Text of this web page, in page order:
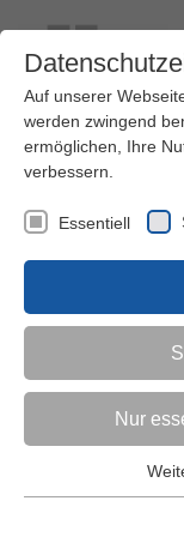
Kontakt Ihre
Kinder (0-6)
Jugendliche
Auf unserer
werden zwingend
ermöglichen, Ihre
verbessern.
Essentiell
Nur
Essentielle